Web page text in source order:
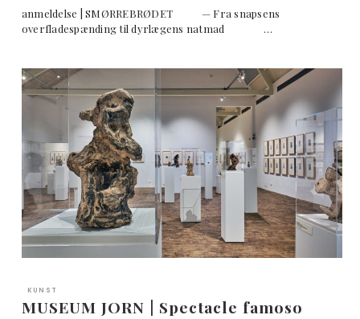
anmeldelse | SMØRREBRØDET — Fra snapsens
overfladespænding til dyrlægens natmad …
KUNST
MUSEUM JORN | Spectacle famoso